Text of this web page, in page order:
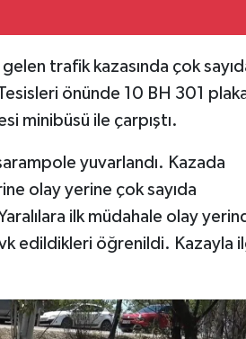
trafik kazasında çok
önünde 10 BH 301
minibüsü ile çarpıştı.
yuvarlandı. Kazada
olay yerine çok sayıda
ilk müdahale olay
edildikleri öğrenildi. Kazayla